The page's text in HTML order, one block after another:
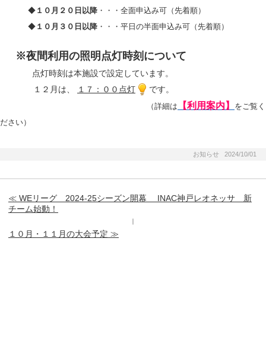
◆ １０月２０日以降 ・・・全面申込み可（先着順）
◆ １０月３０日以降 ・・・平日の半面申込み可（先着順）
※夜間利用の照明点灯時刻について
点灯時刻は本施設で設定しています。
１２月は、
１７：００点灯 です。
（詳細は 【利用案内】
をご覧く
ださい）
お知らせ 2024/10/01
≪ WEリーグ 2024-25シーズン開幕 INAC神戸レオネッサ 新
チーム始動！
｜
１０月・１１月の大会予定 ≫